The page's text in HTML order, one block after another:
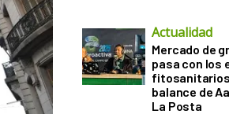
Actualidad
Mercado de
pasa con los
balance de
La Posta